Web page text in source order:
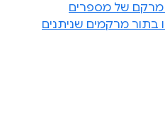
מרקם של מספרים
בתור מרקמים שניתנים